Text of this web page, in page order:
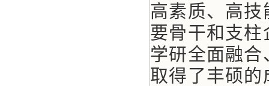
高素质、高
要骨干和支
学研全面融
取得了丰硕的